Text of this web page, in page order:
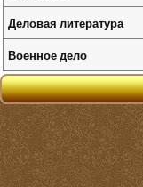
Деловая литература
Военное дело